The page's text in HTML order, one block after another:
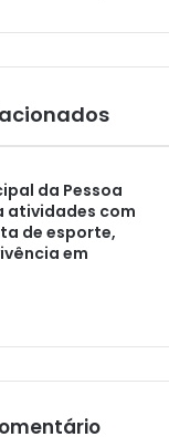
da Pessoa
atividades com
de esporte,
em